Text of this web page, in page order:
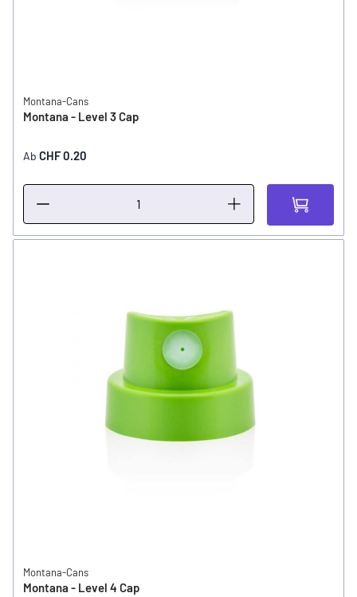
Montana-Cans
Montana - Level 3 Cap
Ab CHF 0.20
Montana-Cans
Montana - Level 4 Cap